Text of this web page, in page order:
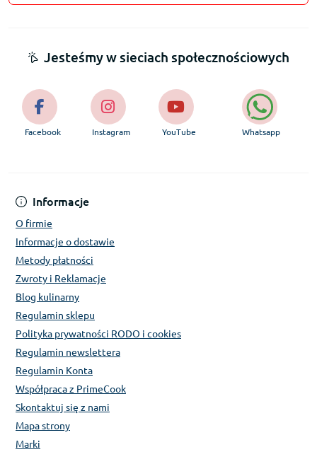
Informacje
O firmie
Informacje o dostawie
Metody płatności
Zwroty i Reklamacje
Blog kulinarny
Regulamin sklepu
Polityka prywatności RODO i cookies
Regulamin newslettera
Regulamin Konta
Współpraca z PrimeCook
Skontaktuj się z nami
Mapa strony
Marki
Jesteśmy w sieciach społecznościowych
Facebook Instagram YouTube Whatsapp